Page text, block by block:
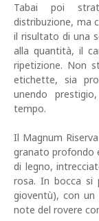
Tabai poi
distribuzione, ma
il risultato di una
alla quantità, il
ripetizione. Non
etichette, sia
unendo
tempo.
Il Magnum
granato profondo
di legno,
rosa. In bocca si
gioventù), con
note del rovere